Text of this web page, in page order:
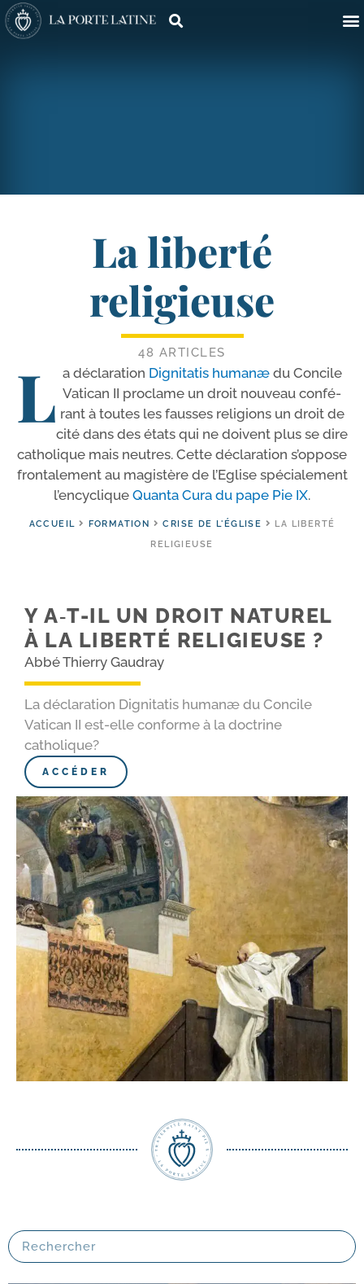
La liberté
religieuse
48 ARTICLES
L a décla­ra­tion Dignitatis humanædu Concile
Vatican II pro­clame un droit nou­veau confé­
rant à toutes les fausses reli­gions un droit de
cité dans des états qui ne doivent plus se dire
catho­lique mais neutres. Cette décla­ra­tion s’op­pose
fron­ta­le­ment au magis­tère de l’Eglise spé­cia­le­ment
l’en­cy­clique Quanta Cura du pape Pie IX.
ACCUEIL FORMATION CRISE DE L'ÉGLISE
LA LIBERTÉ
RELIGIEUSE
Y A‑T-​IL UN DROIT NATUREL
À LA LIBERTÉ RELIGIEUSE ?
Abbé Thierry Gaudray
La déclaration Dignitatis humanæ du Concile
Vatican II est-elle conforme à la doctrine
catholique?
ACCÉDER